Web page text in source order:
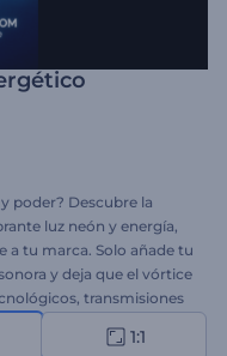
poder? Descubre la
luz neón y energía,
a tu marca. Solo añade tu
y deja que el vórtice
transmisiones
y otros contenidos de
1:1